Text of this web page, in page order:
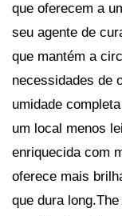
que oferecem a
seu agente de
que mantém a
necessidades de
umidade
um local menos
enriquecida com
oferece mais
que dura